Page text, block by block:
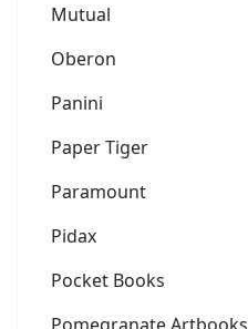
Mutual
Oberon
Panini
Paper Tiger
Paramount
Pidax
Pocket Books